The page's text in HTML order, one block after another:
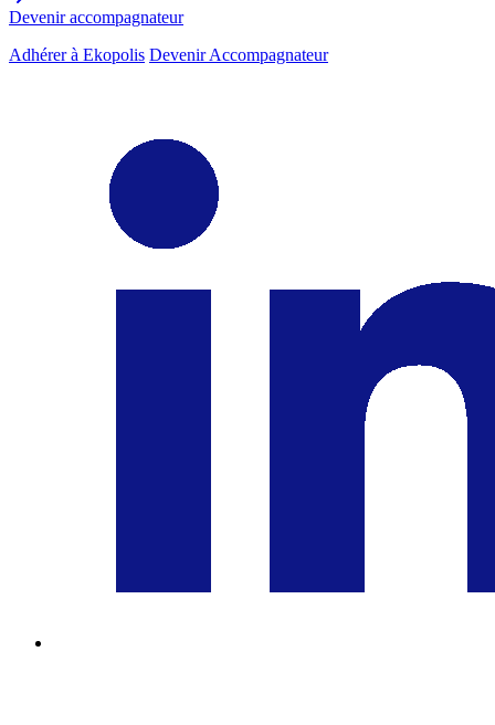
Devenir accompagnateur
Adhérer à Ekopolis Devenir Accompagnateur